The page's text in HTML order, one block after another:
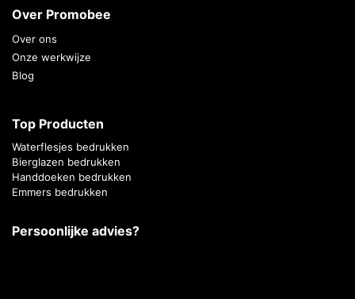
Over Promobee
Over ons
Onze werkwijze
Blog
Top Producten
Waterflesjes bedrukken
Bierglazen bedrukken
Handdoeken bedrukken
Emmers bedrukken
Persoonlijke advies?